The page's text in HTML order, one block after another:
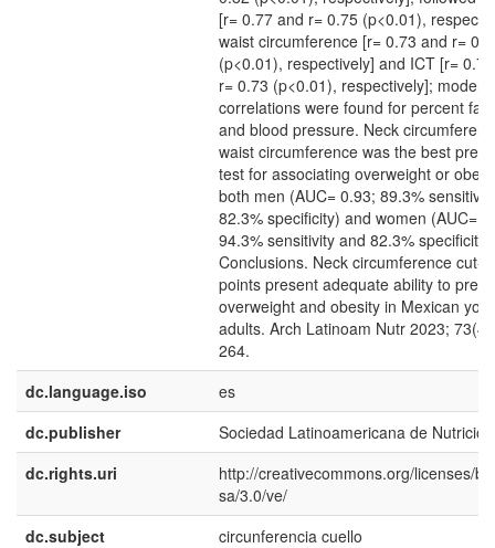
[r= 0.77 and r= 0.75 (p<0.01),
waist circumference [r= 0.73 and r=
(p<0.01), respectively] and ICT [r=
r= 0.73 (p<0.01), respectively];
correlations were found for percent fat
and blood pressure. Neck
waist circumference was the best
test for associating overweight or
both men (AUC= 0.93; 89.3%
82.3% specificity) and women (AUC=
94.3% sensitivity and 82.3% specificity).
Conclusions. Neck circumference cut-
points present adequate ability to
overweight and obesity in Mexican
adults. Arch Latinoam Nutr 2023;
264.
dc.language.iso
es
dc.publisher
Sociedad Latinoamericana de Nutrición
dc.rights.uri
http://creativecommons.org/licenses/
sa/3.0/ve/
dc.subject
circunferencia cuello